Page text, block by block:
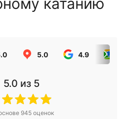
5.0 4.9
5.0 из 5
945оценок